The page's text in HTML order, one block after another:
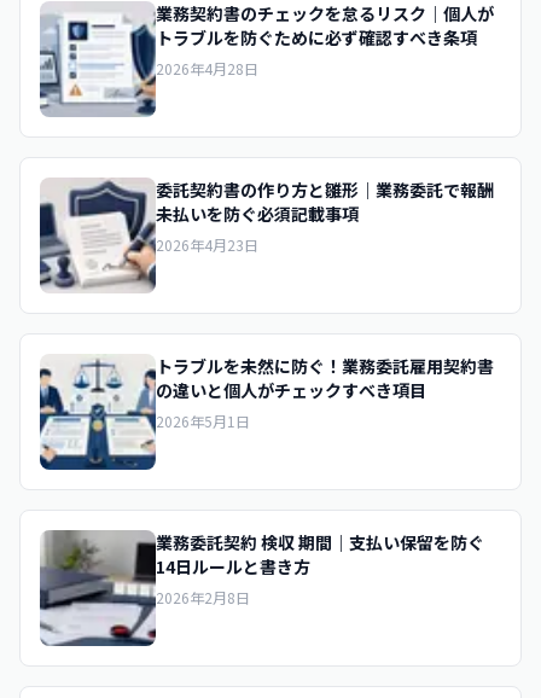
業務契約書のチェックを怠るリスク｜個人が
トラブルを防ぐために必ず確認すべき条項
2026年4月28日
委託契約書の作り方と雛形｜業務委託で報酬
未払いを防ぐ必須記載事項
2026年4月23日
トラブルを未然に防ぐ！業務委託雇用契約書
の違いと個人がチェックすべき項目
2026年5月1日
業務委託契約 検収 期間｜支払い保留を防ぐ
14日ルールと書き方
2026年2月8日